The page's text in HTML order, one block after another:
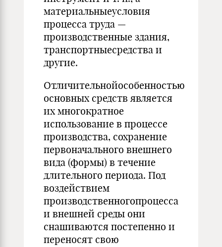
материальныеусловия
процесса труда —
производственные здания,
транспортныесредства и
другие.
Отличительнойособенностью
основных средств является
их многократное
использование в процессе
производства, сохранение
первоначального внешнего
вида (формы) в течение
длительного периода. Под
воздействием
производственногопроцесса
и внешней среды они
снашиваются постепенно и
переносят свою